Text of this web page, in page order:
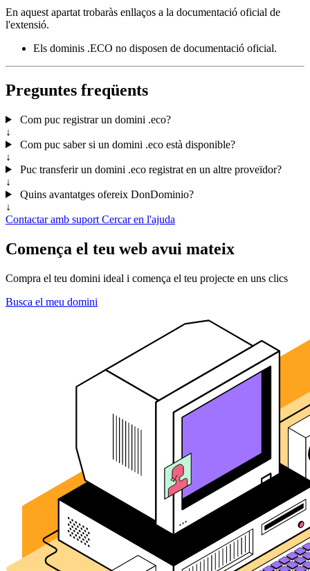
En aquest apartat trobaràs enllaços a la documentació oficial de
l'extensió.
Els dominis .ECO no disposen de documentació oficial.
Preguntes freqüents
Com puc registrar un domini .eco?
↓
Com puc saber si un domini .eco està disponible?
↓
Puc transferir un domini .eco registrat en un altre proveïdor?
↓
Quins avantatges ofereix DonDominio?
↓
Contactar amb suport Cercar en l'ajuda
Comença el teu web avui mateix
Compra el teu domini ideal i comença el teu projecte en uns clics
Busca el meu domini